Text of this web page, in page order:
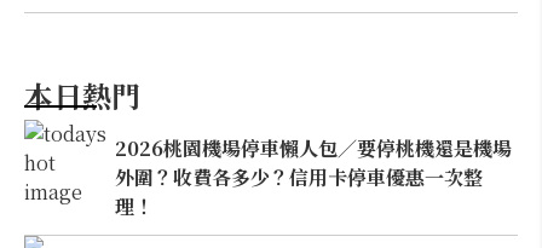
本日熱門
2026桃園機場停車懶人包／要停桃機還是機場
外圍？收費各多少？信用卡停車優惠一次整
理！